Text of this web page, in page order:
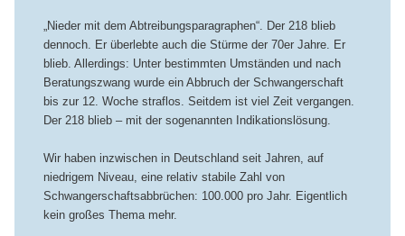
„Nieder mit dem Abtreibungsparagraphen“. Der 218 blieb
dennoch. Er überlebte auch die Stürme der 70er Jahre. Er
blieb. Allerdings: Unter bestimmten Umständen und nach
Beratungszwang wurde ein Abbruch der Schwangerschaft
bis zur 12. Woche straflos. Seitdem ist viel Zeit vergangen.
Der 218 blieb – mit der sogenannten Indikationslösung.
Wir haben inzwischen in Deutschland seit Jahren, auf
niedrigem Niveau, eine relativ stabile Zahl von
Schwangerschaftsabbrüchen: 100.000 pro Jahr. Eigentlich
kein großes Thema mehr.